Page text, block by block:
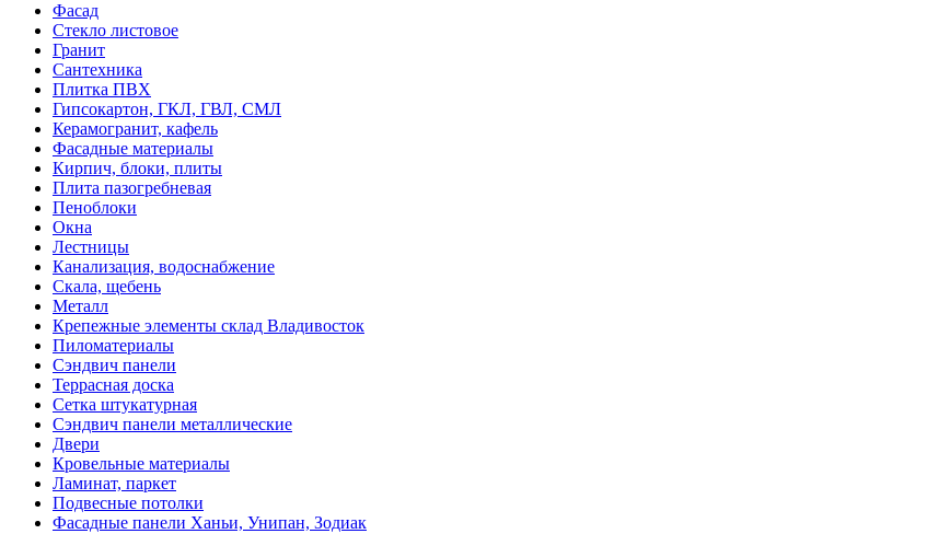
Фасад
Стекло листовое
Гранит
Сантехника
Плитка ПВХ
Гипсокартон, ГКЛ, ГВЛ, СМЛ
Керамогранит, кафель
Фасадные материалы
Кирпич, блоки, плиты
Плита пазогребневая
Пеноблоки
Окна
Лестницы
Канализация, водоснабжение
Скала, щебень
Металл
Крепежные элементы склад Владивосток
Пиломатериалы
Сэндвич панели
Террасная доска
Сетка штукатурная
Сэндвич панели металлические
Двери
Кровельные материалы
Ламинат, паркет
Подвесные потолки
Фасадные панели Ханьи, Унипан, Зодиак